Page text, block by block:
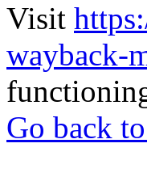
Visit
wayback-
Go back